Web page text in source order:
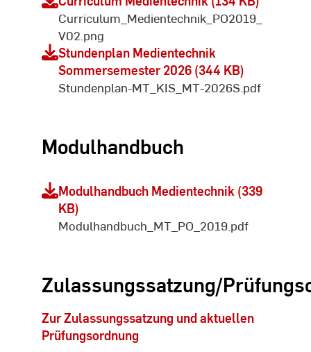
Curriculum_Medientechnik_PO2019_
V02.png
Stundenplan Medientechnik
Sommersemester 2026 (344 KB)
Stundenplan-MT_KIS_MT-2026S.pdf
Modulhandbuch
Modulhandbuch Medientechnik (339
KB)
Modulhandbuch_MT_PO_2019.pdf
Zulassungssatzung/
Zur Zulassungssatzung und aktuellen
Prüfungsordnung